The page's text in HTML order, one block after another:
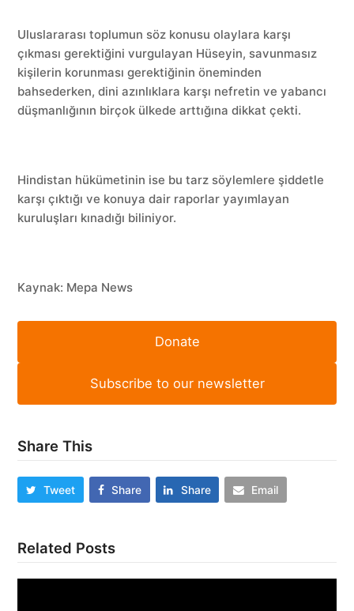
Uluslararası toplumun söz konusu olaylara karşı
çıkması gerektiğini vurgulayan Hüseyin, savunmasız
kişilerin korunması gerektiğinin öneminden
bahsederken, dini azınlıklara karşı nefretin ve yabancı
düşmanlığının birçok ülkede arttığına dikkat çekti.
Hindistan hükümetinin ise bu tarz söylemlere şiddetle
karşı çıktığı ve konuya dair raporlar yayımlayan
kuruluşları kınadığı biliniyor.
Kaynak: Mepa News
Donate
Subscribe to our newsletter
Share This
Tweet Share Share Email
Related Posts